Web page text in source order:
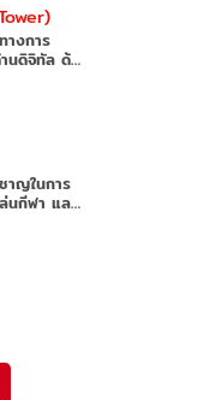
างการ
นดิจิทัล ด้…
าญในการ
ล่นกีฬา แล…